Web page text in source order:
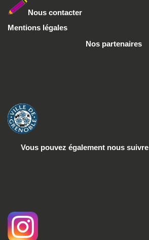
Nous contacter
Mentions légales
Nos partenaires
Vous pouvez également nous suivre